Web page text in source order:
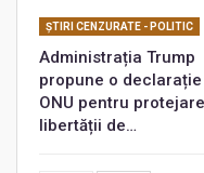
ŞTIRI CENZURATE - POLITIC
Administrația Trump
propune o declarație
ONU pentru
libertății de…